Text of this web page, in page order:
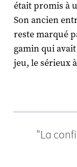
était promis à
Son ancien
reste marqué
gamin qui
jeu, le sérieux
"La